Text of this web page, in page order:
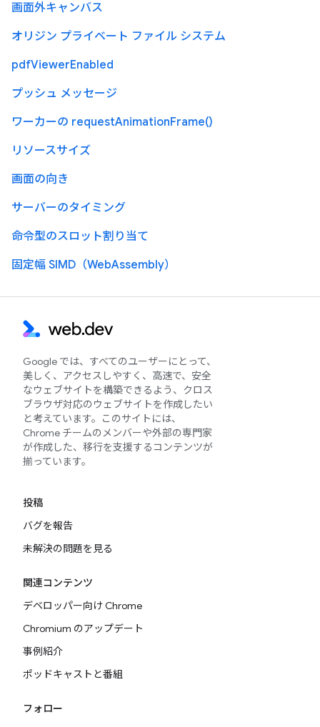
画面外キャンバス
オリジン プライベート ファイル システム
pdfViewerEnabled
プッシュ メッセージ
ワーカーの requestAnimationFrame()
リソースサイズ
画面の向き
サーバーのタイミング
命令型のスロット割り当て
固定幅 SIMD（WebAssembly）
Google では、すべてのユーザーにとって、
美しく、アクセスしやすく、高速で、安全
なウェブサイトを構築できるよう、クロス
ブラウザ対応のウェブサイトを作成したい
と考えています。このサイトには、
Chrome チームのメンバーや外部の専門家
が作成した、移行を支援するコンテンツが
揃っています。
投稿
バグを報告
未解決の問題を見る
関連コンテンツ
デベロッパー向け Chrome
Chromium のアップデート
事例紹介
ポッドキャストと番組
フォロー